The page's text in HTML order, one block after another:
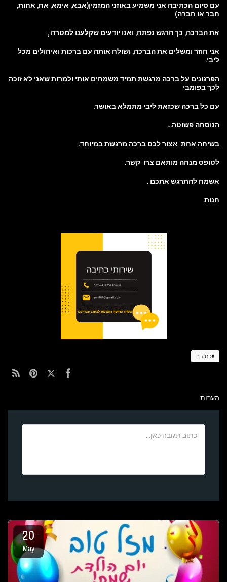
עם סיום הכתיבה אני משמיע באוזני המזמין(אבא, אימא, אח, אחות,
חבר או חברה)
את הברכה, כך הרגש נפתח, ואנו יודעים שקלענו למטרה ,
אני חוזר ומשלים את הברכה, ושולח אותה עם ברכות ואיחולים מכל
ליבי.
הפרגונים על ברכה מרגשת תמיד משמחים אותי ולמרות שאני לא זוכה
לכך בפומבי
עם כל ברכה שכזאת ליבי מתמלא באושר.
הנוסחה פשוטה...
בשיחה אחת אצור לכם ברכה מרגשת במיוחד.
לטופס מנחה מותאם צרו קשר.
אשמח להתרגש אתכם .
חנות
#כתיבה
הערות
20
May